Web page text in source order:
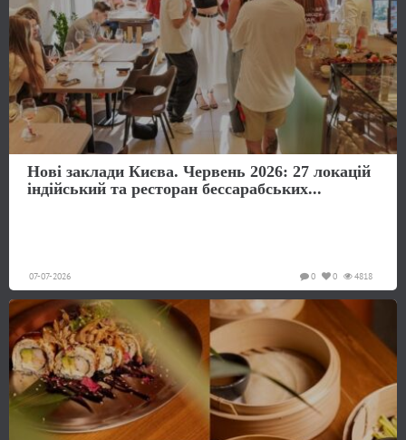
Нові заклади Києва. Червень 2026: 27 локацій
індійський та ресторан бессарабських...
07-07-2026 4818
0
0